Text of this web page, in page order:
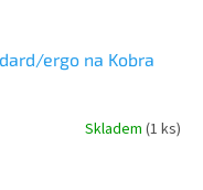
ergo na Kobra
Skladem (1 ks)